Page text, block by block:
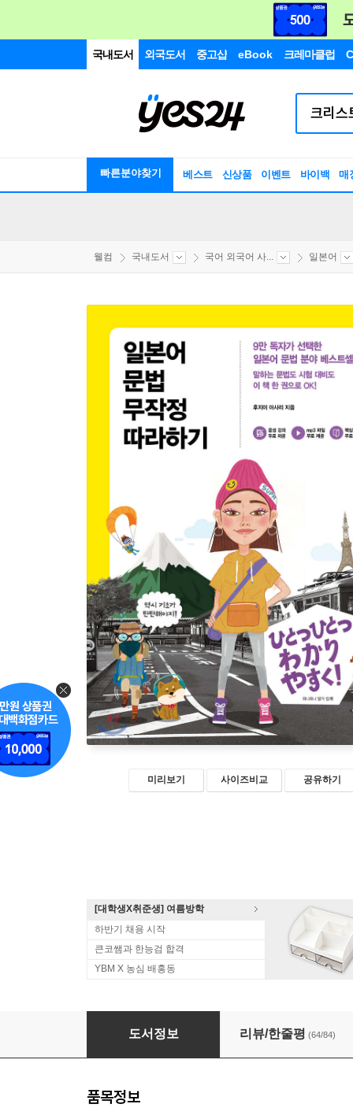
국내도서 외국도서 중고샵 eBook 크레마클럽
빠른분야찾기 베스트 신상품 이벤트 바이백 매
웰컴 국내도서 국어 외국어 사... 일본어
미리보기 사이즈비교 공유하기
[대학생X취준생] 여름방학
하반기 채용 시작
큰코쌤과 한능검 합격
YBM X 농심 배홍동
일본어 문법 무작정 따라하기
도서정보 리뷰/한줄평 (64/84)
품목정보